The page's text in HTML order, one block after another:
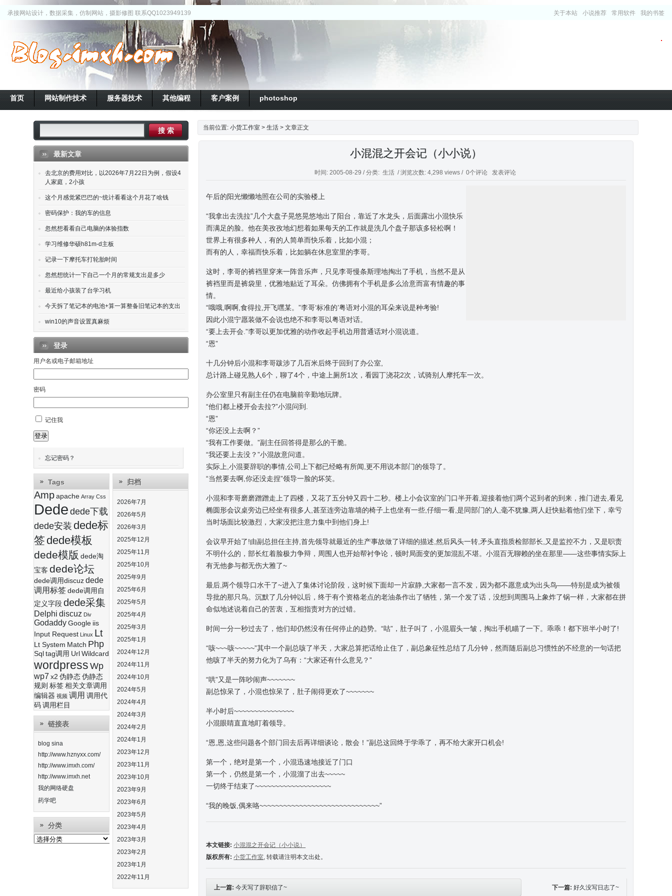
承接网站设计，数据采集，仿制网站，摄影修图 联系QQ1023949139 关于本站 小说推荐 常用软件 我的书签
首页 网站制作技术 服务器技术 其他编程 客户案例 photoshop
当前位置:小货工作室 >生活 > 文章正文
小混混之开会记（小小说）
时间: 2005-08-29 / 分类: 生活 / 浏览次数: 4,298 views / 0个评论 发表评论
午后的阳光懒懒地照在公司的实验楼上
“我拿出去洗拉”几个大盘子晃悠晃悠地出了阳台，靠近了水龙头，后面露出小混快乐
而满足的脸。他在美孜孜地幻想着如果每天的工作就是洗几个盘子那该多轻松啊！
世界上有很多种人，有的人简单而快乐着，比如小混；
而有的人，幸福而快乐着，比如躺在休息室里的李哥。
这时，李哥的裤裆里穿来一阵音乐声，只见李哥慢条斯理地掏出了手机，当然不是从
裤裆里而是裤袋里，优雅地贴近了耳朵。仿佛拥有个手机是多么洽意而富有情趣的事
情。
“哦哦,啊啊,食得拉,开飞嘿某。”李哥‘标准的’粤语对小混的耳朵来说是种考验!
因此小混宁愿装做不会说也绝不和李哥以粤语对话。
“要上去开会.”李哥以更加优雅的动作收起手机边用普通话对小混说道。
“恩”
十几分钟后小混和李哥跋涉了几百米后终于回到了办公室,
总计路上碰见熟人6个，聊了4个，中途上厕所1次，看园丁浇花2次，试骑别人摩托车一次。
办公室里只有副主任仍在电脑前辛勤地玩牌。
“他们都上楼开会去拉?”小混问到.
“恩”
“你还没上去啊？”
“我有工作要做。”副主任回答得是那么的干脆。
“我还要上去没？”小混故意问道。
实际上,小混要辞职的事情,公司上下都已经略有所闻,更不用说本部门的领导了。
“当然要去啊,你还没走捏”领导一脸的坏笑。
小混和李哥磨磨蹭蹭走上了四楼，又花了五分钟又四十二秒。楼上小会议室的门口半开着,迎接着他们两个迟到者的到来，推门进去,看见
椭圆形会议桌旁边已经坐有很多人,甚至连旁边靠墙的椅子上也坐有一些,仔细一看,是同部门的人,毫不犹豫,两人赶快贴着他们坐下，幸亏
当时场面比较激烈，大家没把注意力集中到他们身上!
会议早开始了!由副总担任主持,首先领导就最近的生产事故做了详细的描述,然后风头一转,矛头直指质检部部长,又是监控不力，又是职责
不明什么的，部长红着脸极力争辩，周围人也开始帮衬争论，顿时局面变的更加混乱不堪。小混百无聊赖的坐在那里——这些事情实际上
有无他参与都无伤大雅了~
最后,两个领导口水干了~进入了集体讨论阶段，这时候下面却一片寂静,大家都一言不发，因为都不愿意成为出头鸟——特别是成为被领
导批的那只鸟。沉默了几分钟以后，终于有个资格老点的老油条作出了牺牲，第一个发了话，没想到周围马上象炸了锅一样，大家都在拼
命似地述说着自己的苦衷，互相指责对方的过错。
时间一分一秒过去了，他们却仍然没有任何停止的趋势。“咕”，肚子叫了，小混眉头一皱，掏出手机瞄了一下。乖乖！都下班半小时了!
“咳~~~咳~~~~~”其中一个副总咳了半天，大家总算把话给止住了，副总象征性总结了几分钟，然而随后副总习惯性的不经意的一句话把
他咳了半天的努力化为了乌有：“大家还有什么意见？”
“哄”又是一阵吵闹声~~~~~~~
副总惊呆了，小混也惊呆了，肚子闹得更欢了~~~~~~~
半小时后~~~~~~~~~~~~~~~
小混眼睛直直地盯着领导。
“恩,恩,这些问题各个部门回去后再详细谈论，散会！”副总这回终于学乖了，再不给大家开口机会!
第一个，绝对是第一个，小混迅速地接近了门口
第一个，仍然是第一个，小混溜了出去~~~~~
一切终于结束了~~~~~~~~~~~~~~~~~~~
“我的晚饭,偶来咯~~~~~~~~~~~~~~~~~~~~~~~~~~~~~~”
本文链接: 小混混之开会记（小小说）
版权所有: 小货工作室, 转载请注明本文出处。
上一篇:今天写了辞职信了~ 下一篇:好久没写日志了~
最新文章
去北京的费用对比，以2026年7月22日为例，假设4
人家庭，2小孩
这个月感觉紧巴巴的~统计看看这个月花了啥钱
密码保护：我的车的信息
忽然想看看自己电脑的体验指数
学习维修华硕h81m-d主板
记录一下摩托车打轮胎时间
忽然想统计一下自己一个月的常规支出是多少
最近给小孩装了台学习机
今天拆了笔记本的电池+算一算整备旧笔记本的支出
win10的声音设置真麻烦
登录
用户名或电子邮箱地址
密码
记住我
登录
忘记密码？
Tags
Amp apache Array Css
Dede dede下载
dede安装 dede标
签 dede模板
dede模版 dede淘
宝客 dede论坛
dede调用discuz dede
调用标签 dede调用自
定义字段 dede采集
Delphi discuz Div
Godaddy Google iis
Input Request Linux Lt
Lt System Match Php
Sql tag调用 Url Wildcard
wordpress Wp
wp7 x2 伪静态 伪静态
规则 标签 相关文章调用
编辑器 视频 调用 调用代
码 调用栏目
链接表
blog sina
http://www.hznyxx.com/
http://www.imxh.com/
http://www.imxh.net
我的网络硬盘
药学吧
分类
分
类
归档
2026年7月
2026年5月
2026年3月
2025年12月
2025年11月
2025年10月
2025年9月
2025年6月
2025年5月
2025年4月
2025年3月
2025年1月
2024年12月
2024年11月
2024年10月
2024年5月
2024年4月
2024年3月
2024年2月
2024年1月
2023年12月
2023年11月
2023年10月
2023年9月
2023年6月
2023年5月
2023年4月
2023年3月
2023年2月
2023年1月
2022年11月